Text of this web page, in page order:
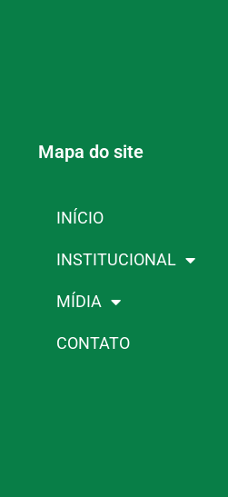
Mapa do site
INÍCIO
INSTITUCIONAL
MÍDIA
CONTATO